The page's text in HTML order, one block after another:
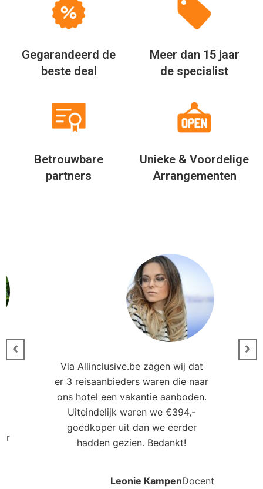
Gegarandeerd de
beste deal
Meer dan 15 jaar
de specialist
Betrouwbare
partners
Unieke & Voordelige
Arrangementen
Via Allinclusive.be zagen wij dat
er 3 reisaanbieders waren die naar
ons hotel een vakantie aanboden.
Uiteindelijk waren we €394,-
goedkoper uit dan we eerder
hadden gezien. Bedankt!
Leonie KampenDocent